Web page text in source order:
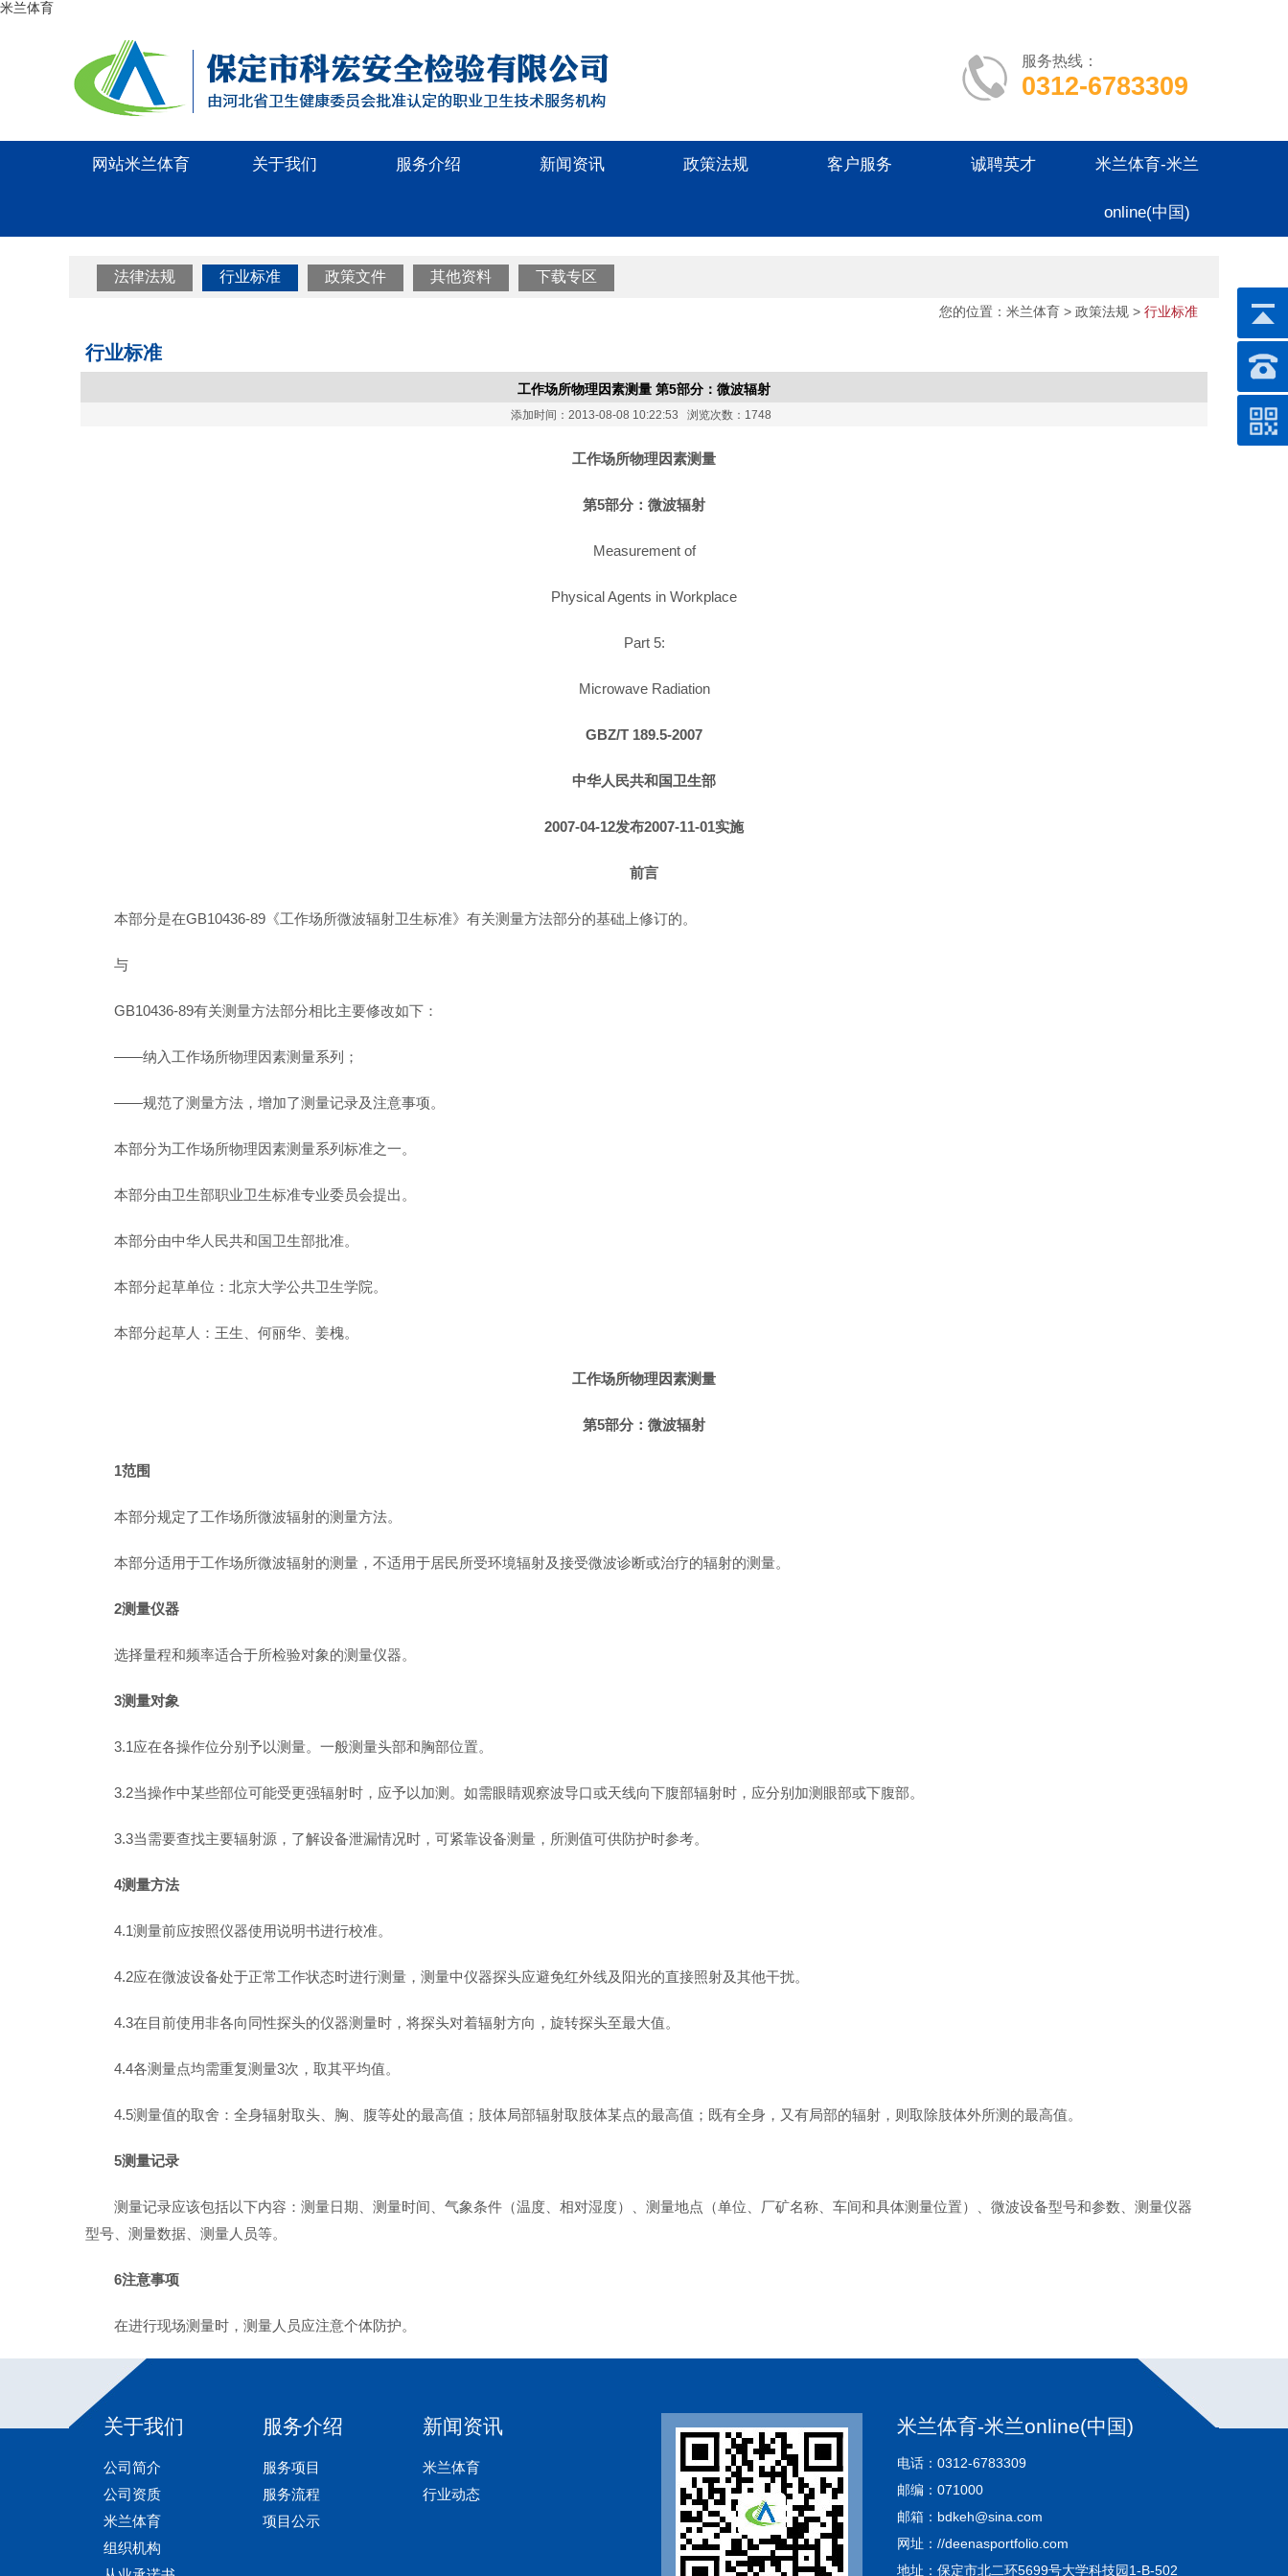
米兰体育
服务热线：
0312-6783309
网站米兰体育 关于我们 服务介绍 新闻资讯 政策法规 客户服务 诚聘英才 米兰体育-米兰
online(中国)
法律法规 行业标准 政策文件 其他资料 下载专区
您的位置： 米兰体育 > 政策法规 > 行业标准
行业标准
工作场所物理因素测量 第5部分：微波辐射
添加时间：2013-08-08 10:22:53 浏览次数：1748
工作场所物理因素测量
第5部分：微波辐射
Measurement of
Physical Agents in Workplace
Part 5:
Microwave Radiation
GBZ/T 189.5-2007
中华人民共和国卫生部
2007-04-12发布2007-11-01实施
前言
本部分是在GB10436-89《工作场所微波辐射卫生标准》有关测量方法部分的基础上修订的。
与
GB10436-89有关测量方法部分相比主要修改如下：
——纳入工作场所物理因素测量系列；
——规范了测量方法，增加了测量记录及注意事项。
本部分为工作场所物理因素测量系列标准之一。
本部分由卫生部职业卫生标准专业委员会提出。
本部分由中华人民共和国卫生部批准。
本部分起草单位：北京大学公共卫生学院。
本部分起草人：王生、何丽华、姜槐。
工作场所物理因素测量
第5部分：微波辐射
1范围
本部分规定了工作场所微波辐射的测量方法。
本部分适用于工作场所微波辐射的测量，不适用于居民所受环境辐射及接受微波诊断或治疗的辐射的测量。
2测量仪器
选择量程和频率适合于所检验对象的测量仪器。
3测量对象
3.1应在各操作位分别予以测量。一般测量头部和胸部位置。
3.2当操作中某些部位可能受更强辐射时，应予以加测。如需眼睛观察波导口或天线向下腹部辐射时，应分别加测眼部或下腹部。
3.3当需要查找主要辐射源，了解设备泄漏情况时，可紧靠设备测量，所测值可供防护时参考。
4测量方法
4.1测量前应按照仪器使用说明书进行校准。
4.2应在微波设备处于正常工作状态时进行测量，测量中仪器探头应避免红外线及阳光的直接照射及其他干扰。
4.3在目前使用非各向同性探头的仪器测量时，将探头对着辐射方向，旋转探头至最大值。
4.4各测量点均需重复测量3次，取其平均值。
4.5测量值的取舍：全身辐射取头、胸、腹等处的最高值；肢体局部辐射取肢体某点的最高值；既有全身，又有局部的辐射，则取除肢体外所测的最高值。
5测量记录
测量记录应该包括以下内容：测量日期、测量时间、气象条件（温度、相对湿度）、测量地点（单位、厂矿名称、车间和具体测量位置）、微波设备型号和参数、测量仪器
型号、测量数据、测量人员等。
6注意事项
在进行现场测量时，测量人员应注意个体防护。
关于我们
公司简介
公司资质
米兰体育
组织机构
服务介绍
服务项目
服务流程
项目公示
新闻资讯
米兰体育
行业动态
米兰体育-米兰online(中国)
电话：0312-6783309
邮编：071000
邮箱：bdkeh@sina.com
网址：//deenasportfolio.com
地址：保定市北二环5699号大学科技园1-B-502